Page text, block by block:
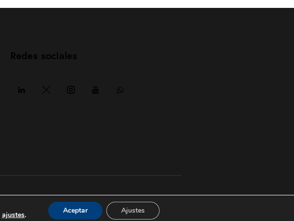
Redes sociales
Política de cookies|Aviso legal|posicionesrealbetis
ajustes. Aceptar Ajustes